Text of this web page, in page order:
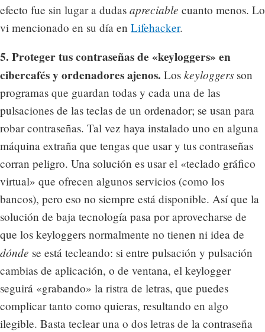
efecto fue sin lugar a dudas apreciable cuanto menos. Lo
vi mencionado en su día en Lifehacker.
5. Proteger tus contraseñas de «keyloggers» en
cibercafés y ordenadores ajenos. Los keyloggers son
programas que guardan todas y cada una de las
pulsaciones de las teclas de un ordenador; se usan para
robar contraseñas. Tal vez haya instalado uno en alguna
máquina extraña que tengas que usar y tus contraseñas
corran peligro. Una solución es usar el «teclado gráfico
virtual» que ofrecen algunos servicios (como los
bancos), pero eso no siempre está disponible. Así que la
solución de baja tecnología pasa por aprovecharse de
que los keyloggers normalmente no tienen ni idea de
dónde se está tecleando: si entre pulsación y pulsación
cambias de aplicación, o de ventana, el keylogger
seguirá «grabando» la ristra de letras, que puedes
complicar tanto como quieras, resultando en algo
ilegible. Basta teclear una o dos letras de la contraseña